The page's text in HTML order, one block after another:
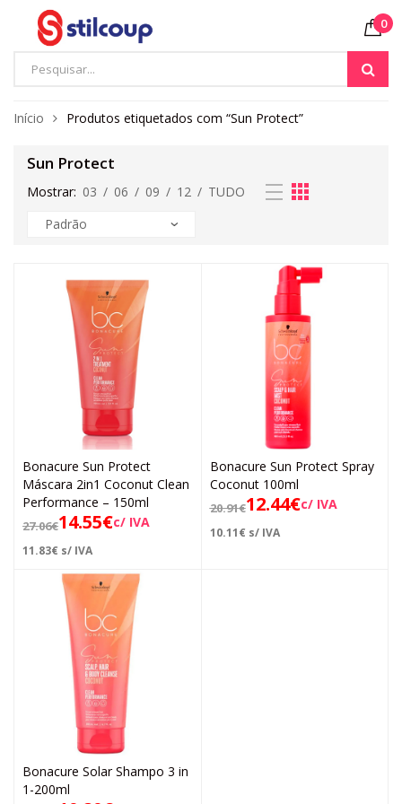
0
Início Produtos etiquetados com “Sun Protect”
Sun Protect
Mostrar: 03 / 06 / 09 / 12 / TUDO
Bonacure Sun Protect
Máscara 2in1 Coconut Clean
Performance – 150ml
27.06€14.55€c/ IVA
11.83€ s/ IVA
Bonacure Sun Protect Spray
Coconut 100ml
20.91€12.44€c/ IVA
10.11€ s/ IVA
Bonacure Solar Shampo 3 in
1-200ml